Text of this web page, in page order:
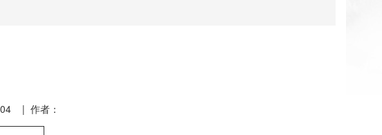
| 作者：